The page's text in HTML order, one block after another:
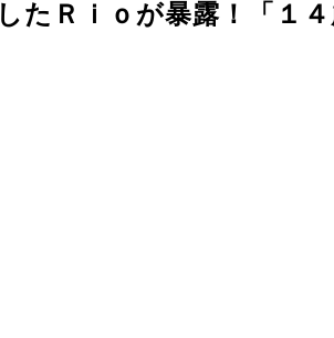
たＲｉｏが暴露！「１